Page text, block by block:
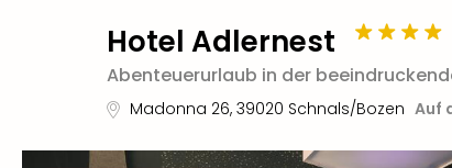
Hotel Adlernest
Abenteuerurlaub in der
Madonna 26, 39020 Schnals/Bozen Auf